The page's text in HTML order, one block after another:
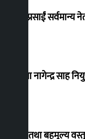
दुर्गा प्रसाईं सर्वमान्य
नागेन्द्र साह
सुन तथा बहुमूल्य